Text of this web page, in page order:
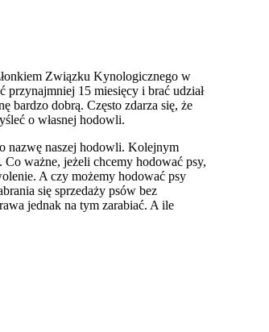
Związku Kynologicznego w
15 miesięcy i brać udział
bardzo dobrą. Często zdarza się, że
o własnej hodowli.
nazwę naszej hodowli. Kolejnym
ważne, jeżeli chcemy hodować psy,
A czy możemy hodować psy
się sprzedaży psów bez
jednak na tym zarabiać. A ile